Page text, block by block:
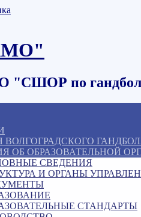
"СШОР по
ВОЛГОГРАДСКОГО
ОБ ОБРАЗОВАТЕЛЬНОЙ
СВЕДЕНИЯ
И ОРГАНЫ
СТАНДАРТЫ